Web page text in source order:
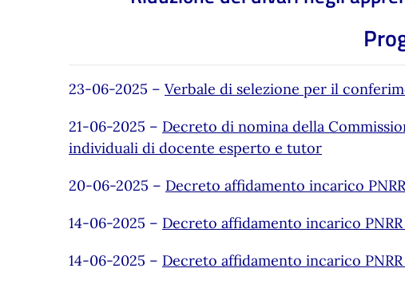
23-06-2025 – Verbale di selezione per il
21-06-2025 – Decreto di nomina della
individuali di docente esperto e tutor
20-06-2025 – Decreto affidamento incarico
14-06-2025 – Decreto affidamento incarico
14-06-2025 – Decreto affidamento incarico